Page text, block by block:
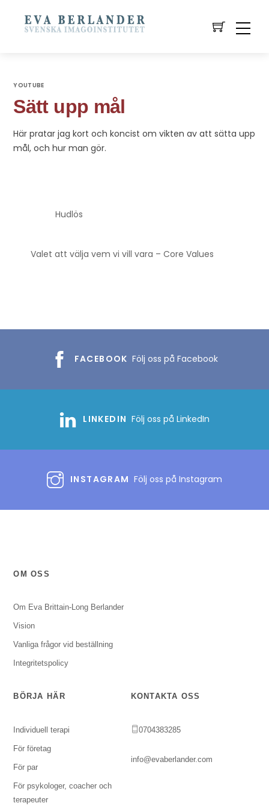
YOUTUBE
Sätt upp mål
Här pratar jag kort och koncist om vikten av att sätta upp
mål, och hur man gör.
Hudlös
Valet att välja vem vi vill vara – Core Values
FACEBOOK Följ oss på Facebook
LINKEDIN Följ oss på LinkedIn
INSTAGRAM Följ oss på Instagram
OM OSS
Om Eva Brittain-Long Berlander
Vision
Vanliga frågor vid beställning
Integritetspolicy
BÖRJA HÄR
Individuell terapi
För företag
För par
För psykologer, coacher och
terapeuter
KONTAKTA OSS
0704383285
info@evaberlander.com